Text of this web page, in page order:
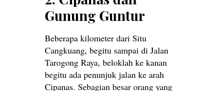
Gunung Guntur
Beberapa kilometer dari Situ
Cangkuang, begitu sampai di Jalan
Tarogong Raya, beloklah ke kanan
begitu ada penunjuk jalan ke arah
Cipanas. Sebagian besar orang yang